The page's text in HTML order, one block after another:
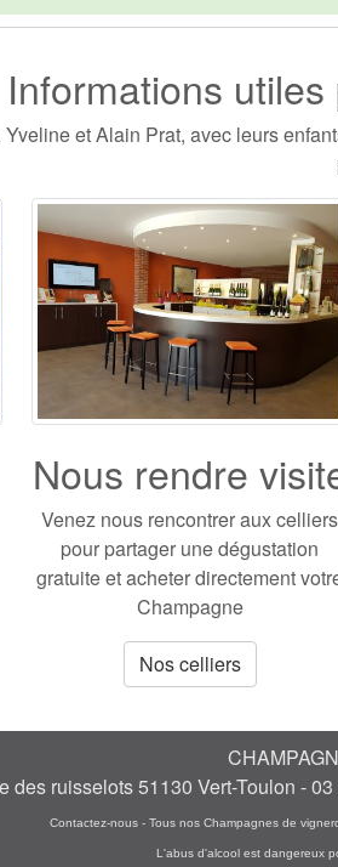
Informations
et Alain Prat, avec leurs
Nous rendre
Venez nous rencontrer aux celliers
pour partager une dégustation
gratuite et acheter directement
Champagne
Nos celliers
des ruisselots 51130 Vert-Toulon -
Contactez-nous - Tous nos Champagnes de
L'abus d'alcool est dangereux